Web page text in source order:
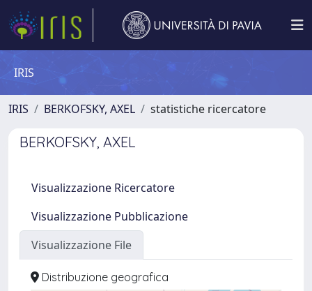
IRIS
IRIS BERKOFSKY, AXEL statistiche ricercatore
BERKOFSKY, AXEL
Visualizzazione Ricercatore
Visualizzazione Pubblicazione
Visualizzazione File
Distribuzione geografica